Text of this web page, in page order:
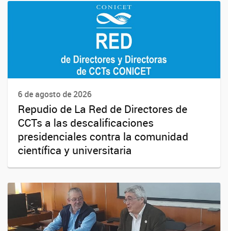
6 de agosto de 2026
Repudio de La Red de Directores de
CCTs a las descalificaciones
presidenciales contra la comunidad
científica y universitaria